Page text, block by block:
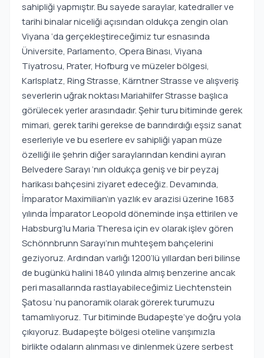
sahipliği yapmıştır. Bu sayede saraylar, katedraller ve
tarihi binalar niceliği açısından oldukça zengin olan
Viyana ‘da gerçekleştireceğimiz tur esnasında
Üniversite, Parlamento, Opera Binası, Viyana
Tiyatrosu, Prater, Hofburg ve müzeler bölgesi,
Karlsplatz, Ring Strasse, Kärntner Strasse ve alışveriş
severlerin uğrak noktası Mariahilfer Strasse başlıca
görülecek yerler arasındadır. Şehir turu bitiminde gerek
mimari, gerek tarihi gerekse de barındırdığı eşsiz sanat
eserleriyle ve bu eserlere ev sahipliği yapan müze
özelliği ile şehrin diğer saraylarından kendini ayıran
Belvedere Sarayı ‘nın oldukça geniş ve bir peyzaj
harikası bahçesini ziyaret edeceğiz. Devamında,
İmparator Maximilian’ın yazlık ev arazisi üzerine 1683
yılında İmparator Leopold döneminde inşa ettirilen ve
Habsburg’lu Maria Theresa için ev olarak işlev gören
Schönnbrunn Sarayı’nın muhteşem bahçelerini
geziyoruz. Ardından varlığı 1200’lü yıllardan beri bilinse
de bugünkü halini 1840 yılında almış benzerine ancak
peri masallarında rastlayabileceğimiz Liechtenstein
Şatosu ‘nu panoramik olarak görerek turumuzu
tamamlıyoruz. Tur bitiminde Budapeşte’ye doğru yola
çıkıyoruz. Budapeşte bölgesi oteline varışımızla
birlikte odaların alınması ve dinlenmek üzere serbest